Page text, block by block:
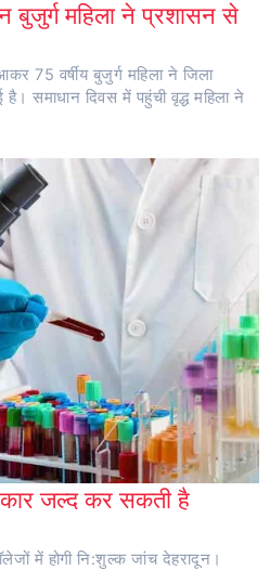
बुजुर्ग महिला ने प्रशासन से
75 वर्षीय बुजुर्ग महिला ने जिला
है। समाधान दिवस में पहुंची वृद्ध महिला ने
जल्द कर सकती है
में होगी नि:शुल्क जांच देहरादून।